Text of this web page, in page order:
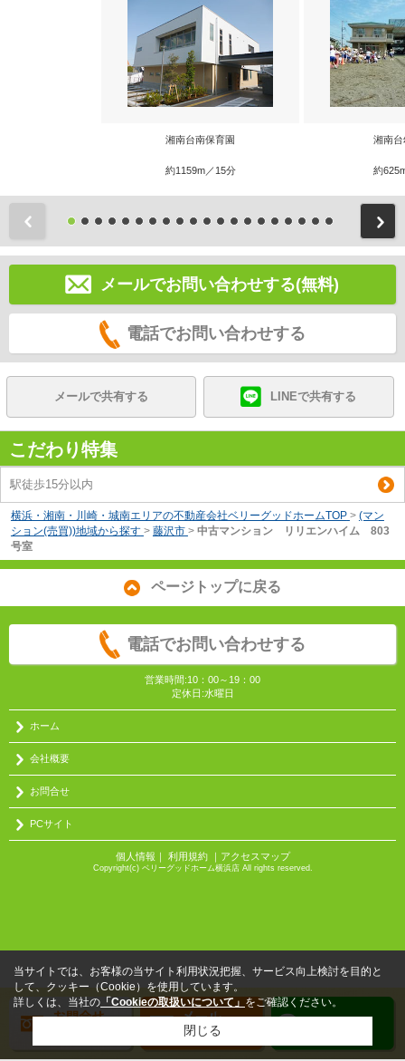
湘南台南保育園
約1159m／15分
湘南台
約
メールでお問い合わせする(無料)
電話でお問い合わせする
メールで共有する LINEで共有する
こだわり特集
駅徒歩15分以内
横浜・湘南・川崎・城南エリアの不動産会社ベリーグッドホームTOP > (マン
ション(売買))地域から探す > 藤沢市 > 中古マンション リリエンハイム 803
号室
ページトップに戻る
電話でお問い合わせする
営業時間:10：00～19：00
定休日:水曜日
ホーム
会社概要
お問合せ
PCサイト
個人情報 ｜ 利用規約｜ アクセスマップ
Copyright(c) ベリーグッドホーム横浜店 All rights reserved.
当サイトでは、お客様の当サイト利用状況把握、サービス向上検討を目的と
して、クッキー（Cookie）を使用しています。
詳しくは、当社の 「Cookieの取扱いについて」 をご確認ください。
閉じる